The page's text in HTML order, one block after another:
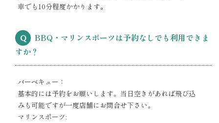
車でも10分程度かかります。
Q
BBQ・マリンスポーツは予約なしでも利用できま
すか？
バーベキュー：
基本的には予約をお願いします。当日空きがあれば飛び込
みも可能ですが一度店舗にお問合せ下さい。
マリンスポーツ: